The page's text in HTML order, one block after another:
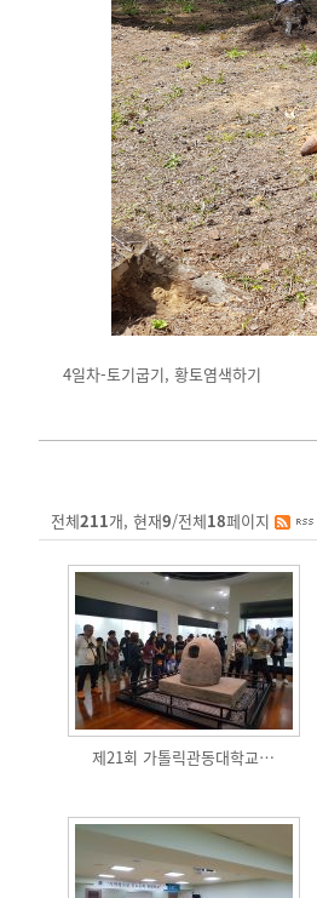
4일차-토기굽기, 황토염색하기
전체211개, 현재9/전체18페이지
제21회 가톨릭관동대학교…